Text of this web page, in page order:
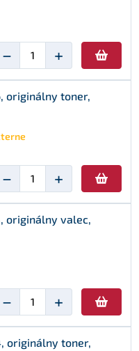
− +
originálny toner,
− +
originálny valec,
− +
originálny toner,